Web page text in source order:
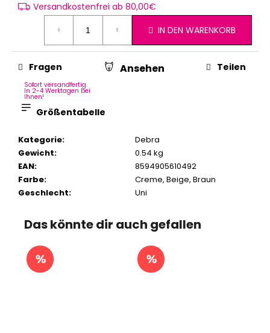
Versandkostenfrei ab 80,00€
IN DEN WARENKORB
Kategorie:
Debra
Gewicht:
0.54 kg
EAN:
8594905610492
Farbe: Creme, Beige, Braun
Geschlecht: Uni
Fragen Ansehen Teilen
Sofort versandfertig.
In 2-4 Werktagen bei
Ihnen!
Größentabelle
Das könnte dir auch gefallen